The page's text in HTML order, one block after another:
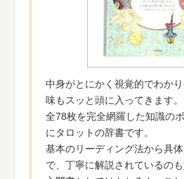
中身がとにかく視覚的でわか
味もスッと頭に入ってきます。
全78枚を完全網羅した知識の
にタロットの辞書です。
基本のリーディング法から具
で、丁寧に解説されているのも